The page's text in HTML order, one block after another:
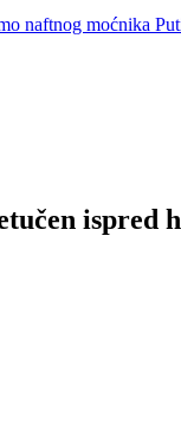
naftnog moćnika
ispred